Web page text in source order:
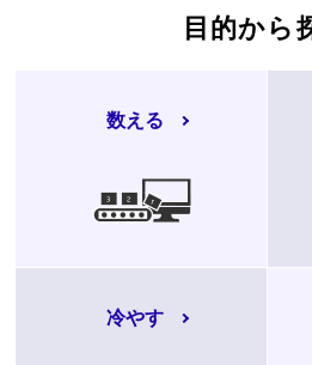
目的から
数える
冷やす